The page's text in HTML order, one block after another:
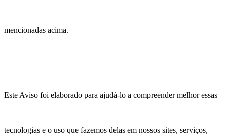
mencionadas acima.
Este Aviso foi elaborado para ajudá-lo a compreender melhor essas
tecnologias e o uso que fazemos delas em nossos sites, serviços,